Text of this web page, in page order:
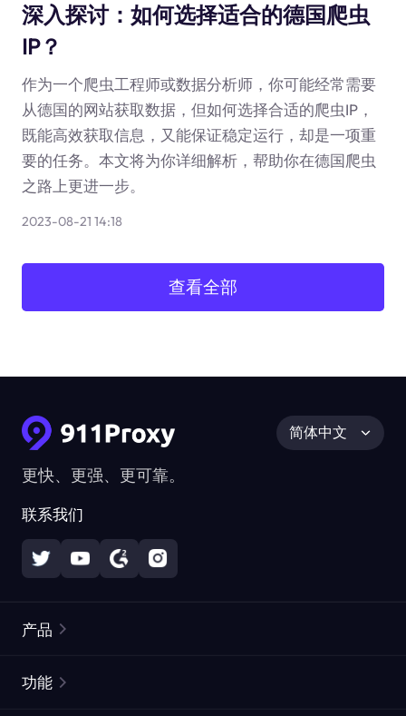
深入探讨：如何选择适合的德国爬虫
IP？
作为一个爬虫工程师或数据分析师，你可能经常需要
从德国的网站获取数据，但如何选择合适的爬虫IP，
既能高效获取信息，又能保证稳定运行，却是一项重
要的任务。本文将为你详细解析，帮助你在德国爬虫
之路上更进一步。
2023-08-21 14:18
查看全部
更快、更强、更可靠。
联系我们
简体中文
产品
功能